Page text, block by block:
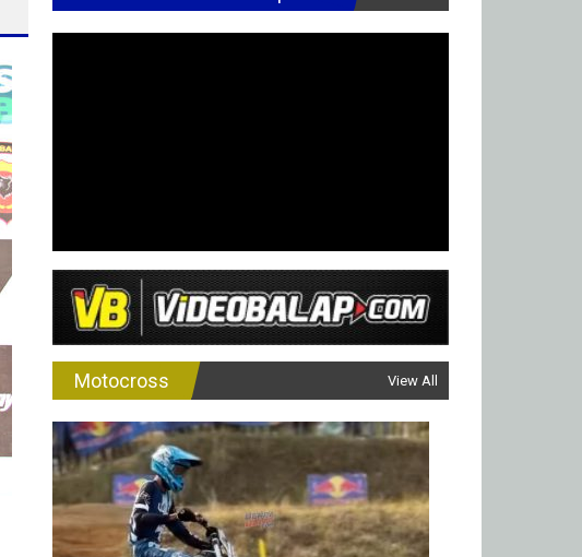
Motocross View All